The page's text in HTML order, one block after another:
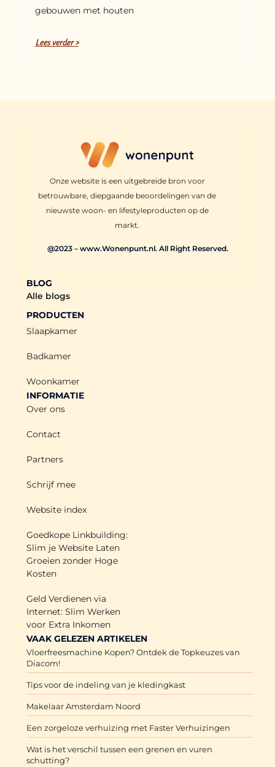
gebouwen met houten
Lees verder >
Onze website is een uitgebreide bron voor
betrouwbare, diepgaande beoordelingen van de
nieuwste woon- en lifestyleproducten op de
markt.
@2023 – www.Wonenpunt.nl. All Right Reserved.
BLOG
Alle blogs
PRODUCTEN
Slaapkamer
Badkamer
Woonkamer
INFORMATIE
Over ons
Contact
Partners
Schrijf mee
Website index
Goedkope Linkbuilding:
Slim je Website Laten
Groeien zonder Hoge
Kosten
Geld Verdienen via
Internet: Slim Werken
voor Extra Inkomen
VAAK GELEZEN ARTIKELEN
Vloerfreesmachine Kopen? Ontdek de Topkeuzes van
Diacom!
Tips voor de indeling van je kledingkast
Makelaar Amsterdam Noord
Een zorgeloze verhuizing met Faster Verhuizingen
Wat is het verschil tussen een grenen en vuren
schutting?